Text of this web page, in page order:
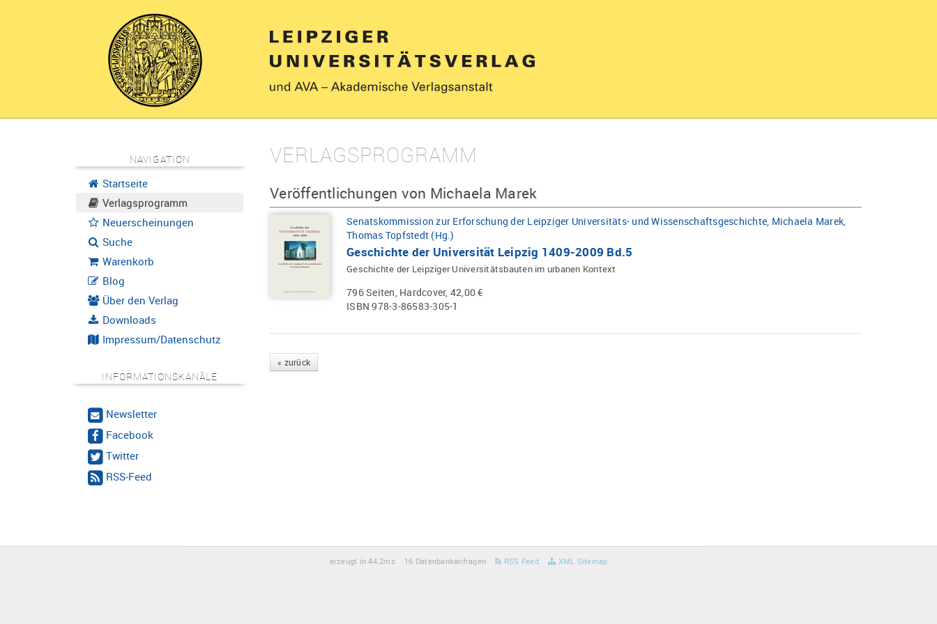
NAVIGATION
Startseite
Verlagsprogramm
Neuerscheinungen
Suche
Warenkorb
Blog
Über den Verlag
Downloads
Impressum/Datenschutz
INFORMATIONSKANÄLE
Newsletter
Facebook
Twitter
RSS-Feed
VERLAGSPROGRAMM
Veröffentlichungen von Michaela Marek
Senatskommission zur Erforschung der Leipziger Universitäts- und Wissenschaftsgeschichte Michaela Marek
Thomas Topfstedt (Hg.)
Geschichte der Universität Leipzig 1409-2009 Bd.5
Geschichte der Leipziger Universitätsbauten im urbanen Kontext
796 Seiten, Hardcover, 42,00 €
ISBN 978-3-86583-305-1
« zurück
erzeugt in 44.2ms 16 Datenbankanfragen RSS Feed XML Sitemap